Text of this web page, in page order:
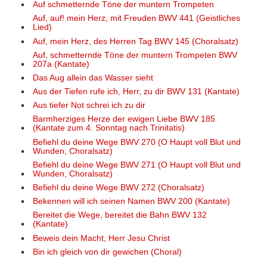
Auf schmetternde Töne der muntern Trompeten
Auf, auf! mein Herz, mit Freuden BWV 441 (Geistliches
Lied)
Auf, mein Herz, des Herren Tag BWV 145 (Choralsatz)
Auf, schmetternde Töne der muntern Trompeten BWV
207a (Kantate)
Das Aug allein das Wasser sieht
Aus der Tiefen rufe ich, Herr, zu dir BWV 131 (Kantate)
Aus tiefer Not schrei ich zu dir
Barmherziges Herze der ewigen Liebe BWV 185
(Kantate zum 4. Sonntag nach Trinitatis)
Befiehl du deine Wege BWV 270 (O Haupt voll Blut und
Wunden, Choralsatz)
Befiehl du deine Wege BWV 271 (O Haupt voll Blut und
Wunden, Choralsatz)
Befiehl du deine Wege BWV 272 (Choralsatz)
Bekennen will ich seinen Namen BWV 200 (Kantate)
Bereitet die Wege, bereitet die Bahn BWV 132
(Kantate)
Beweis dein Macht, Herr Jesu Christ
Bin ich gleich von dir gewichen (Choral)